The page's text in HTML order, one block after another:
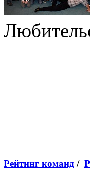
Рейтинг команд /